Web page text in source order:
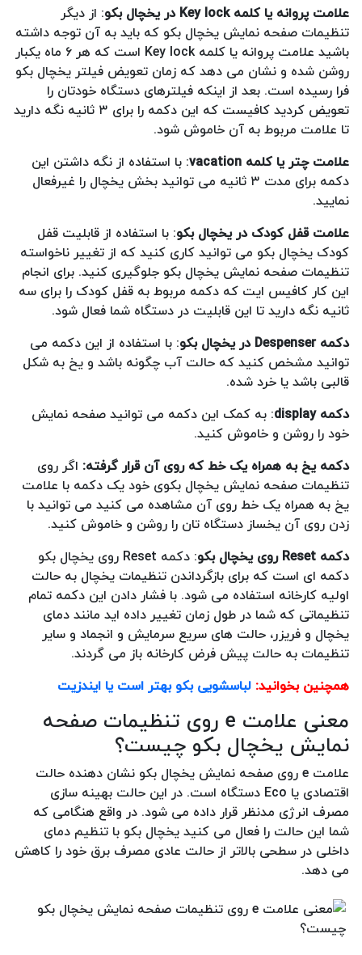
علامت پروانه یا کلمهKey lockدر یخچال بکو: از دیگر
تنظیمات صفحه نمایش یخچال بکو که باید به آن توجه داشته
باشید علامت پروانه یا کلمه Key lock است که هر ۶ ماه یکبار
روشن شده و نشان می دهد که زمان تعویض فیلتر یخچال بکو
فرا رسیده است. بعد از اینکه فیلترهای دستگاه خودتان را
تعویض کردید کافیست که این دکمه را برای ۳ ثانیه نگه دارید
تا علامت مربوط به آن خاموش شود.
علامت چتر یا کلمه vacation: با استفاده از نگه داشتن این
دکمه برای مدت ۳ ثانیه می توانید بخش یخچال را غیرفعال
نمایید.
علامت قفل کودک در یخچال بکو: با استفاده از قابلیت قفل
کودک یخچال بکو می توانید کاری کنید که از تغییر ناخواسته
تنظیمات صفحه نمایش یخچال بکو جلوگیری کنید. برای انجام
این کار کافیس ایت که دکمه مربوط به قفل کودک را برای سه
ثانیه نگه دارید تا این قابلیت در دستگاه شما فعال شود.
دکمهDespenserدر یخچال بکو: با استفاده از این دکمه می
توانید مشخص کنید که حالت آب چگونه باشد و یخ به شکل
قالبی باشد یا خرد شده.
دکمهdisplay: به کمک این دکمه می توانید صفحه نمایش
خود را روشن و خاموش کنید.
دکمه یخ به همراه یک خط که روی آن قرار گرفته: اگر روی
تنظیمات صفحه نمایش یخچال بکوی خود یک دکمه با علامت
یخ به همراه یک خط روی آن مشاهده می کنید می توانید با
زدن روی آن یخساز دستگاه تان را روشن و خاموش کنید.
دکمه Resetروی یخچال بکو
: دکمه Reset روی یخچال بکو
دکمه ای است که برای بازگرداندن تنظیمات یخچال به حالت
اولیه کارخانه استفاده می شود. با فشار دادن این دکمه تمام
تنظیماتی که شما در طول زمان تغییر داده اید مانند دمای
یخچال و فریزر، حالت های سریع سرمایش و انجماد و سایر
تنظیمات به حالت پیش فرض کارخانه باز می گردند.
همچنین بخوانید: لباسشویی بکو بهتر است یا ایندزیت
معنی علامت e روی تنظیمات صفحه
نمایش یخچال بکو چیست؟
علامت e روی صفحه نمایش یخچال بکو نشان دهنده حالت
اقتصادی یا Eco دستگاه است. در این حالت بهینه سازی
مصرف انرژی مدنظر قرار داده می شود. در واقع هنگامی که
شما این حالت را فعال می کنید یخچال بکو با تنظیم دمای
داخلی در سطحی بالاتر از حالت عادی مصرف برق خود را کاهش
می دهد.